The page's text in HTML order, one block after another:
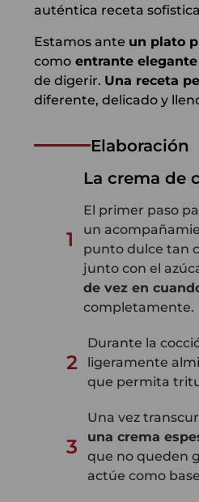
auténtica receta
Estamos ante un plato
como entrante
de digerir. Una receta
diferente, delicado y
Elaboración
1
La crema de
El primer paso
un
punto dulce tan
junto con el
de vez en
completamente.
2
Durante la
ligeramente
que permita
3
Una vez
una crema
que no queden
actúe como